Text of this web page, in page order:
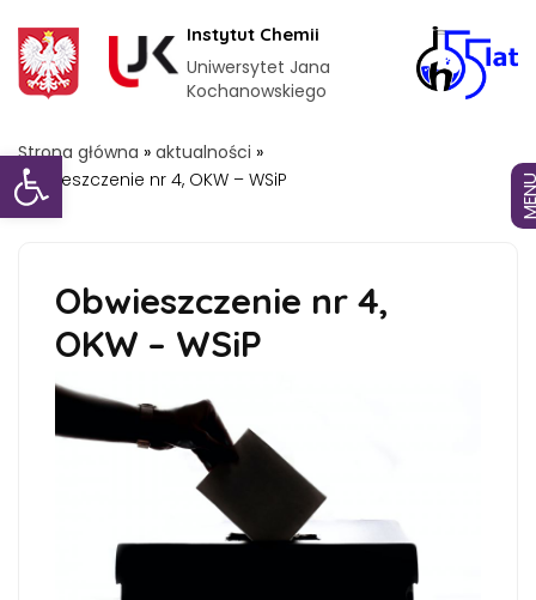
Otwórz pasek narzędzi
Instytut Chemii
Uniwersytet Jana
Kochanowskiego
Strona główna » aktualności »
Obwieszczenie nr 4, OKW – WSiP
Obwieszczenie nr 4,
OKW – WSiP